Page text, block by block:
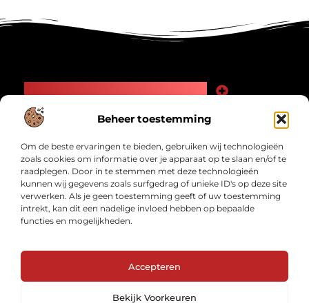
Beheer toestemming
Om de beste ervaringen te bieden, gebruiken wij technologieën
zoals cookies om informatie over je apparaat op te slaan en/of te
raadplegen. Door in te stemmen met deze technologieën
kunnen wij gegevens zoals surfgedrag of unieke ID's op deze site
verwerken. Als je geen toestemming geeft of uw toestemming
intrekt, kan dit een nadelige invloed hebben op bepaalde
functies en mogelijkheden.
Accepteren
Bekijk Voorkeuren
Bericht categorie
Ontdek blogs en artikelen over alles wat het dagelijks leven interessant
en veelzijdig maakt.
@2025 All Right Reserved. Design bywww.interwad.nl.